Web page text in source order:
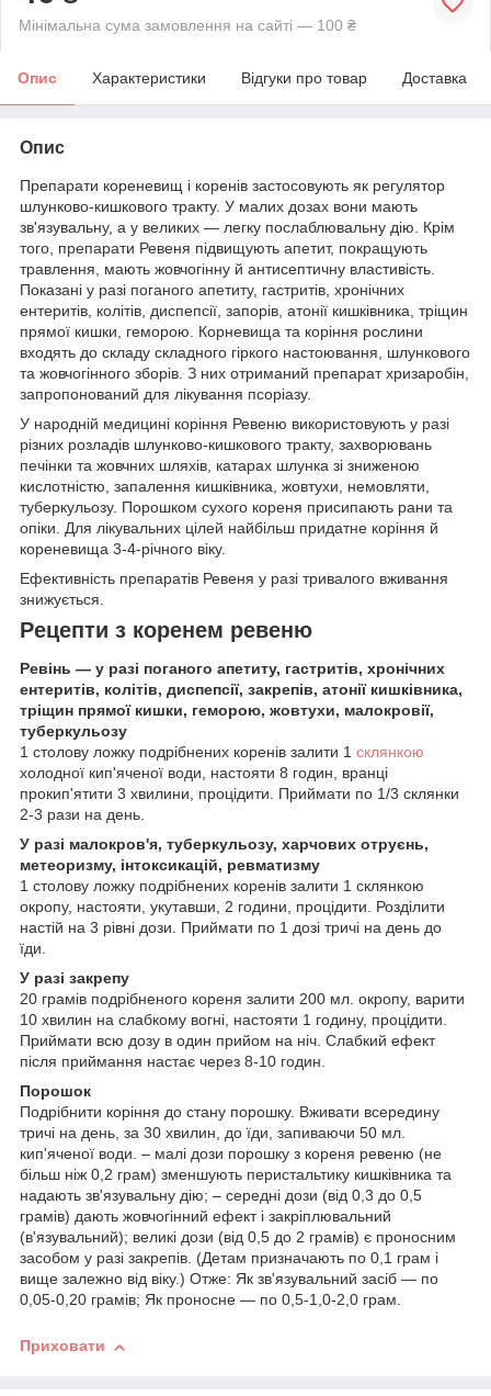
Мінімальна сума замовлення на сайті — 100 ₴
Опис Характеристики Відгуки про товар Доставка
Опис
Препарати кореневищ і коренів застосовують як регулятор
шлунково-кишкового тракту. У малих дозах вони мають
зв'язувальну, а у великих — легку послаблювальну дію. Крім
того, препарати Ревеня підвищують апетит, покращують
травлення, мають жовчогінну й антисептичну властивість.
Показані у разі поганого апетиту, гастритів, хронічних
ентеритів, колітів, диспепсії, запорів, атонії кишківника, тріщин
прямої кишки, геморою. Корневища та коріння рослини
входять до складу складного гіркого настоювання, шлункового
та жовчогінного зборів. З них отриманий препарат хризаробін,
запропонований для лікування псоріазу.
У народній медицині коріння Ревеню використовують у разі
різних розладів шлунково-кишкового тракту, захворювань
печінки та жовчних шляхів, катарах шлунка зі зниженою
кислотністю, запалення кишківника, жовтухи, немовляти,
туберкульозу. Порошком сухого кореня присипають рани та
опіки. Для лікувальних цілей найбільш придатне коріння й
кореневища 3-4-річного віку.
Ефективність препаратів Ревеня у разі тривалого вживання
знижується.
Рецепти з коренем ревеню
Ревінь — у разі поганого апетиту, гастритів, хронічних
ентеритів, колітів, диспепсії, закрепів, атонії кишківника,
тріщин прямої кишки, геморою, жовтухи, малокровії,
туберкульозу
1 столову ложку подрібнених коренів залити 1 склянкою
холодної кип'яченої води, настояти 8 годин, вранці
прокип'ятити 3 хвилини, процідити. Приймати по 1/3 склянки
2-3 рази на день.
У разі малокров'я, туберкульозу, харчових отруєнь,
метеоризму, інтоксикацій, ревматизму
1 столову ложку подрібнених коренів залити 1 склянкою
окропу, настояти, укутавши, 2 години, процідити. Розділити
настій на 3 рівні дози. Приймати по 1 дозі тричі на день до
їди.
У разі закрепу
20 грамів подрібненого кореня залити 200 мл. окропу, варити
10 хвилин на слабкому вогні, настояти 1 годину, процідити.
Приймати всю дозу в один прийом на ніч. Слабкий ефект
після приймання настає через 8-10 годин.
Порошок
Подрібнити коріння до стану порошку. Вживати всередину
тричі на день, за 30 хвилин, до їди, запиваючи 50 мл.
кип'яченої води. – малі дози порошку з кореня ревеню (не
більш ніж 0,2 грам) зменшують перистальтику кишківника та
надають зв'язувальну дію; – середні дози (від 0,3 до 0,5
грамів) дають жовчогінний ефект і закріплювальний
(в'язувальний); великі дози (від 0,5 до 2 грамів) є проносним
засобом у разі закрепів. (Детам призначають по 0,1 грам і
вище залежно від віку.) Отже: Як зв'язувальний засіб — по
0,05-0,20 грамів; Як проносне — по 0,5-1,0-2,0 грам.
Приховати